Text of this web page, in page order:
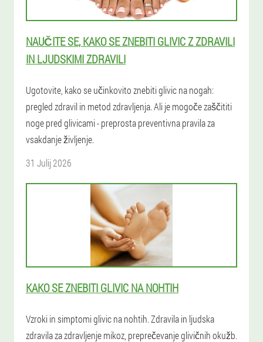
NAUČITE SE, KAKO SE ZNEBITI GLIVIC Z ZDRAVILI
IN LJUDSKIMI ZDRAVILI
Ugotovite, kako se učinkovito znebiti glivic na nogah:
pregled zdravil in metod zdravljenja. Ali je mogoče zaščititi
noge pred glivicami - preprosta preventivna pravila za
vsakdanje življenje.
31 Julij 2026
KAKO SE ZNEBITI GLIVIC NA NOHTIH
Vzroki in simptomi glivic na nohtih. Zdravila in ljudska
zdravila za zdravljenje mikoz, preprečevanje glivičnih okužb.